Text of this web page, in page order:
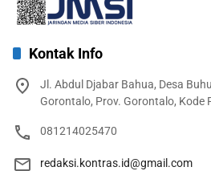
Kontak Info
Jl. Abdul Djabar Bahua, Desa
Gorontalo, Prov. Gorontalo, Kode
081214025470
redaksi.kontras.id@gmail.com